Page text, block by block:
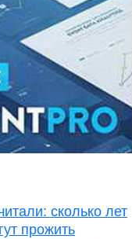
сколько лет
прожить